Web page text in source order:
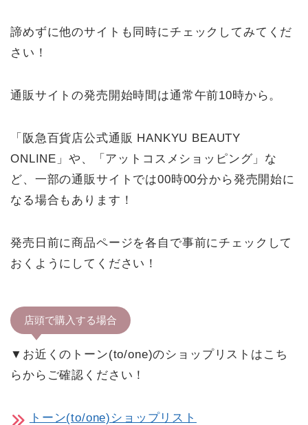
諦めずに他のサイトも同時にチェックしてみてくだ
さい！
通販サイトの発売開始時間は通常午前10時から。
「阪急百貨店公式通販 HANKYU BEAUTY
ONLINE」や、「アットコスメショッピング」な
ど、一部の通販サイトでは00時00分から発売開始に
なる場合もあります！
発売日前に商品ページを各自で事前にチェックして
おくようにしてください！
店頭で購入する場合
▼お近くのトーン(to/one)のショップリストはこち
らからご確認ください！
トーン(to/one)ショップリスト